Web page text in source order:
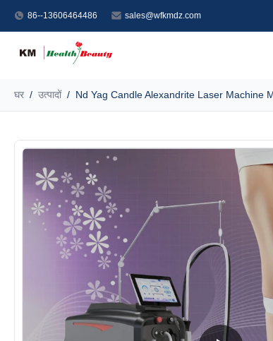
86--13606464486 sales@wfkmdz.com
घर / उत्पादों/ Nd Yag Candle Alexandrite Laser Machine